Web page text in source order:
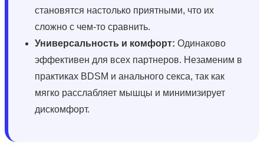
становятся настолько приятными, что их
сложно с чем-то сравнить.
Универсальность и комфорт: Одинаково
эффективен для всех партнеров. Незаменим в
практиках BDSM и анального секса, так как
мягко расслабляет мышцы и минимизирует
дискомфорт.